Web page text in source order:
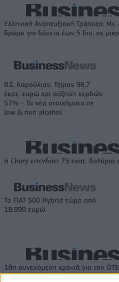
Ελληνική Αναπτυξιακή Τράπεζα: Με
δρόμο για δάνεια έως 5 δισ. σε
Β.Σ. Καρούλιας: Τζίρος 98,7
εκατ. ευρώ και αύξηση κερδών
57% - Τα νέα στοιχήματα σε
low & non alcohol
Η Chery επενδύει 75 εκατ.
Το FIAT 500 Hybrid τώρα από
18.990 ευρώ
18η συνεχόμενη χρονιά για τον
FTSE4Good